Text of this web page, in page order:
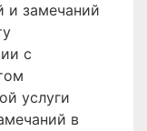
и замечаний
с
услуги
в